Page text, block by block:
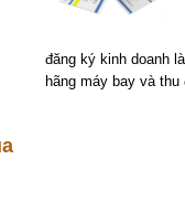
đăng ký kinh doanh
hãng máy bay và